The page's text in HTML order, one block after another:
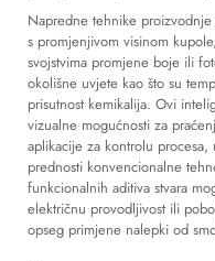
Napredne tehnike
s promjenjivom visinom
svojstvima promjene boje ili
okolišne uvjete kao što su
prisutnost kemikalija. Ovi
vizualne mogućnosti za
aplikacije za kontrolu
prednosti konvencionalne
funkcionalnih aditiva stvara
električnu provodljivost ili
opseg primjene nalepki od